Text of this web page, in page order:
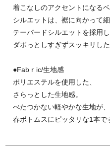
着こなしのアクセントになる
シルエットは、裾に向かって
テーパードシルエットを採用し
ダボっとしすぎずスッキリし
●Fabｒic/生地感
ポリエステルを使用した、
さらっとした生地感。
べたつかない軽やかな生地が、
春ボトムスにピッタリな1本